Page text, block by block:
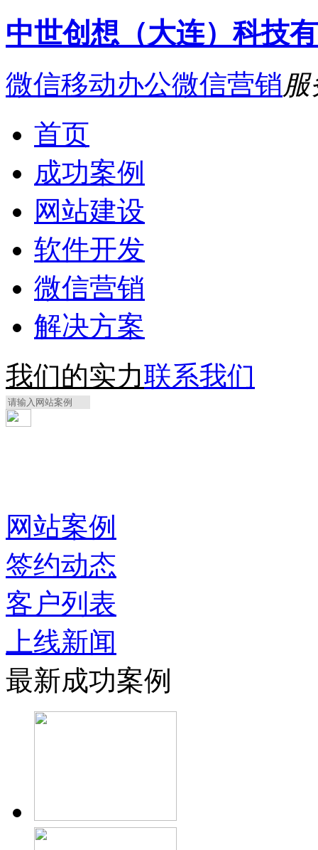
中世创想（大连）科技
微信移动办公微信营销服
首页
成功案例
网站建设
软件开发
微信营销
解决方案
我们的实力联系我们
网站案例
签约动态
客户列表
上线新闻
最新成功案例